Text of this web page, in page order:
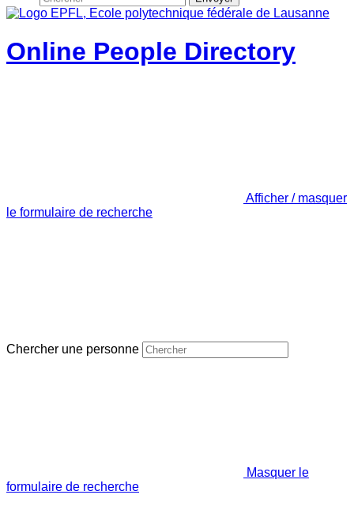
Online People Directory
Afficher / masquer
le formulaire de recherche
Chercher une personne
Masquer le
formulaire de recherche